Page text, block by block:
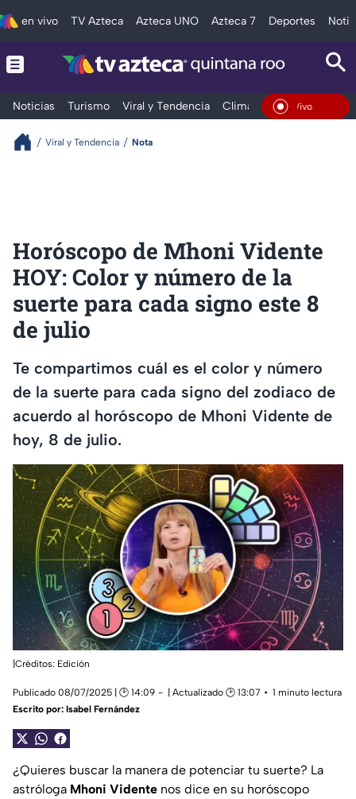
en vivo TV Azteca Azteca UNO Azteca 7 Deportes
Noticias Turismo Viral y Tendencia Clima Tráfico
En Vivo
Viral y Tendencia Nota
Horóscopo de Mhoni Vidente
HOY: Color y número de la
suerte para cada signo este 8
de julio
Te compartimos cuál es el color y número
de la suerte para cada signo del zodiaco de
acuerdo al horóscopo de Mhoni Vidente de
hoy, 8 de julio.
|Créditos: Edición
Publicado 08/07/2025 | 🕑 14:09 | Actualizado 🕑 13:07
1 minuto lectura
Escrito por: Isabel Fernández
¿Quieres buscar la manera de potenciar tu suerte? La
astróloga Mhoni Vidente nos dice en su horóscopo